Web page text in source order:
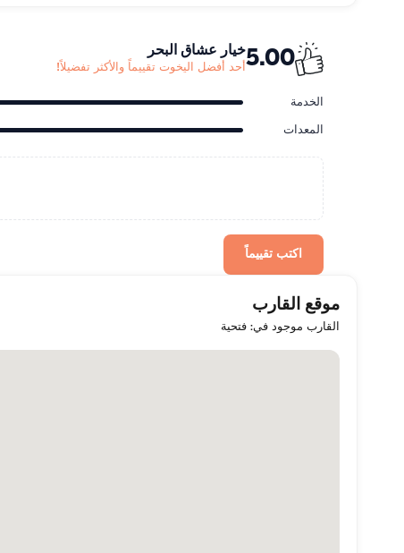
5.00خيار عشاق البحر
أحد أفضل اليخوت تقييماً والأكثر تفضيلاً!
الخدمة
المعدات
اكتب تقييماً
موقع القارب
القارب موجود في: فتحية